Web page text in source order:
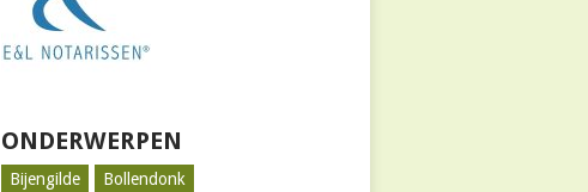
ONDERWERPEN
Bijengilde
Bollendonk